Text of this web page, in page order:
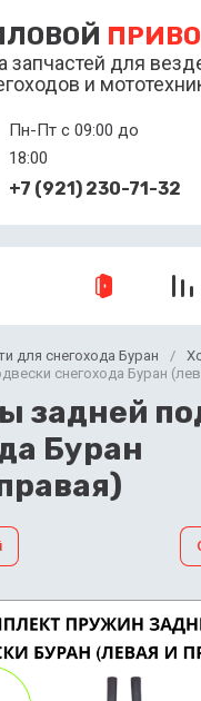
запчастей для
и
Пн-Пт с 09:00 до
18:00
+7 (921) 230-71-32
для снегохода Буран /
снегохода Буран
задней
Буран